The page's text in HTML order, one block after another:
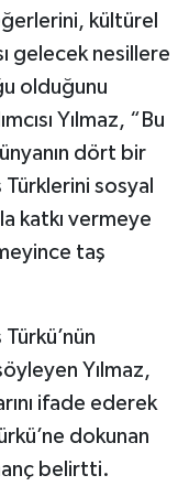
kültürel
gelecek nesillere
olduğunu
Yılmaz, “Bu
dört bir
Türklerini sosyal
katkı vermeye
taş
Yılmaz,
ifade ederek
dokunan
belirtti.